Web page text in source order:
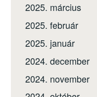
2025. március
2025. február
2025. január
2024. december
2024. november